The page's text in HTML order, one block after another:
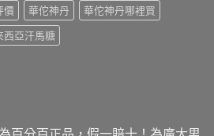
價 華佗神丹
華佗神丹哪裡買
西亞汗馬糖